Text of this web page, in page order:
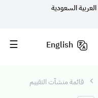
السعودية
English
قائمة منشآت التقييم